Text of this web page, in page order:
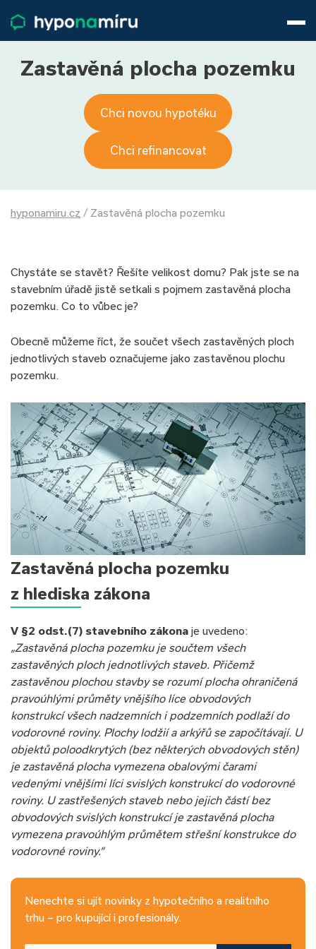
Životní pojištění
Pojištění nemovitosti
O nás
800 688 388
Přihlásit
Zastavěná plocha pozemku
Chci novou hypotéku
Chci refinancovat
hyponamiru.cz / Zastavěná plocha pozemku
Chystáte se stavět? Řešíte velikost domu? Pak jste se na
stavebním úřadě jistě setkali s pojmem zastavěná plocha
pozemku. Co to vůbec je?
Obecně můžeme říct, že součet všech zastavěných ploch
jednotlivých staveb označujeme jako zastavěnou plochu
pozemku.
Zastavěná plocha pozemku
z hlediska zákona
V §2 odst.(7) stavebního zákona je uvedeno:
„Zastavěná plocha pozemku je součtem všech
zastavěných ploch jednotlivých staveb. Přičemž
zastavěnou plochou stavby se rozumí plocha ohraničená
pravoúhlými průměty vnějšího líce obvodových
konstrukcí všech nadzemních i podzemních podlaží do
vodorovné roviny. Plochy lodžií a arkýřů se započítávají. U
objektů poloodkrytých (bez některých obvodových stěn)
je zastavěná plocha vymezena obalovými čarami
vedenými vnějšími líci svislých konstrukcí do vodorovné
roviny. U zastřešených staveb nebo jejich částí bez
obvodových svislých konstrukcí je zastavěná plocha
vymezena pravoúhlým průmětem střešní konstrukce do
vodorovné roviny.“
Nenechte si ujít novinky z hypotečního a realitního
trhu – pro kupující i profesionály.